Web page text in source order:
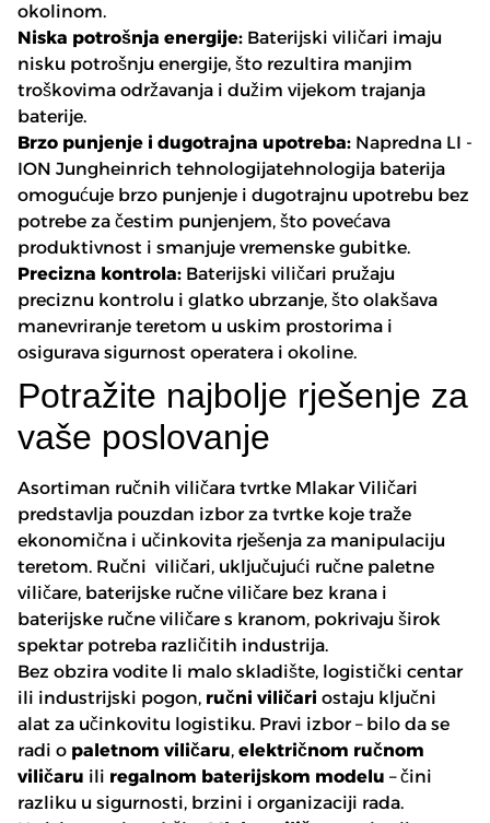
okolinom.
Niska potrošnja energije: Baterijski viličari imaju
nisku potrošnju energije, što rezultira manjim
troškovima održavanja i dužim vijekom trajanja
baterije.
Brzo punjenje i dugotrajna upotreba: Napredna LI -
ION Jungheinrich tehnologijatehnologija baterija
omogućuje brzo punjenje i dugotrajnu upotrebu bez
potrebe za čestim punjenjem, što povećava
produktivnost i smanjuje vremenske gubitke.
Precizna kontrola: Baterijski viličari pružaju
preciznu kontrolu i glatko ubrzanje, što olakšava
manevriranje teretom u uskim prostorima i
osigurava sigurnost operatera i okoline.
Potražite najbolje rješenje za
vaše poslovanje
Asortiman ručnih viličara tvrtke Mlakar Viličari
predstavlja pouzdan izbor za tvrtke koje traže
ekonomična i učinkovita rješenja za manipulaciju
teretom. Ručni viličari, uključujući ručne paletne
viličare, baterijske ručne viličare bez krana i
baterijske ručne viličare s kranom, pokrivaju širok
spektar potreba različitih industrija.
Bez obzira vodite li malo skladište, logistički centar
ili industrijski pogon, ručni viličari ostaju ključni
alat za učinkovitu logistiku. Pravi izbor – bilo da se
radi o paletnom viličaru, električnom ručnom
viličaru ili regalnom baterijskom modelu – čini
razliku u sigurnosti, brzini i organizaciji rada.